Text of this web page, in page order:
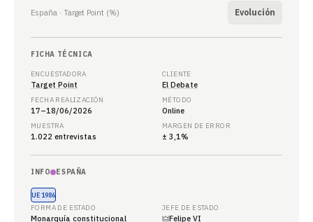
España · Target Point (%) Evolución
FICHA TÉCNICA
ENCUESTADORA
Target Point
CLIENTE
El Debate
FECHA REALIZACIÓN
17–18/06/2026
MÉTODO
Online
MUESTRA
1.022 entrevistas
MARGEN DE ERROR
± 3,1%
INFO ESPAÑA
UE 1986
FORMA DE ESTADO
Monarquía constitucional
JEFE DE ESTADO
🜲Felipe VI